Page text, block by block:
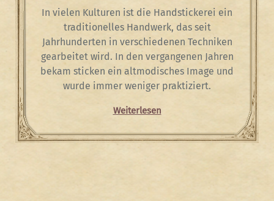
In vielen Kulturen ist die Handstickerei ein
traditionelles Handwerk, das seit
Jahrhunderten in verschiedenen Techniken
gearbeitet wird. In den vergangenen Jahren
bekam sticken ein altmodisches Image und
wurde immer weniger praktiziert.
Weiterlesen